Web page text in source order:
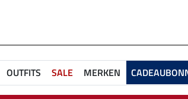
OUTFITS SALE MERKEN